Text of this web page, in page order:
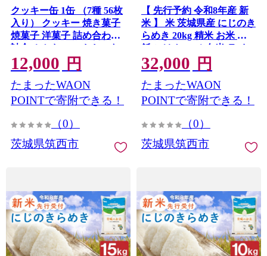
クッキー缶 1缶 （7種 56枚
入り） クッキー 焼き菓子
焼菓子 洋菓子 詰め合わせ
詰合せ かわいい おしゃれ
お菓子 おやつ セット フロ
ランタン スパイス いちじ
く くるみ 全粒粉 レモンテ
ィ 紅茶 ココア 味 缶入り
産 ギフト お中元 夏ギフト
誕生日 クリスマス 花雨 茨
12,000 円
たまったWAON
POINTで寄附できる！
（0）
茨城県筑西市
【 先行予約 令和8年産 新
米 】 米 茨城県産 にじのき
らめき 20kg 精米 お米 ご
飯 ごはん コメ 白米 ライス
ニジノキラメキ 新米20kg
米20kg 20キロ 銘柄米 茨城
県 2026年度 8年度 新生活
応援 kome okome 茨城県産
東 ふるさと納税 茨城 筑西
32,000 円
たまったWAON
POINTで寄附できる！
（0）
茨城県筑西市